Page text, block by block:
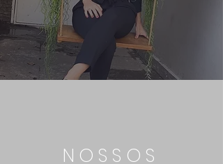
NOSSOS